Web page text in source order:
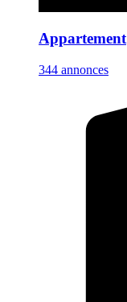
Appartement
344 annonces